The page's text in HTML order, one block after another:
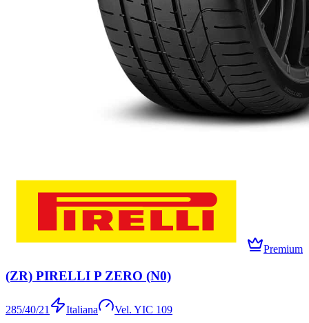
Premium
(ZR) PIRELLI P ZERO (N0)
285/40/21 Italiana Vel. YIC 109